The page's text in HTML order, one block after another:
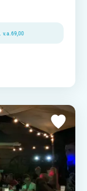
v.a. 69,00